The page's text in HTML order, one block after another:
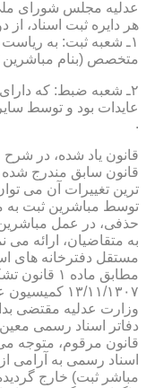
هر دایره ثبت اسناد،
۱ـ شعبه ثبت: به
متخصص (بنام مباشرین
۲ـ شعبه ضبط: كه
عایدات بود و توسط
.
قانون سابق مندرج شده
ترین تغییرات آن می
توسط مباشرین ثبت به
حذفی، در عمل
به متقاضیان، ارائه
مطابق
۱۳/۱۱/۱۳۰۷
وزارت عدلیه مقتضی
دفاتر اسناد رسمی
قانون مرقوم، متوجه
اسناد رسمی به آرامی
مباشر ثبت) خارج